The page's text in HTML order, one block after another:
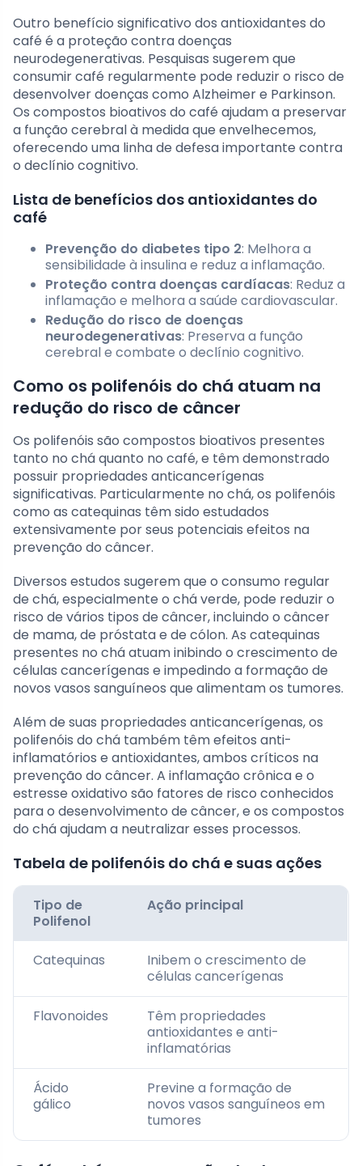
Outro benefício significativo dos antioxidantes do
café é a proteção contra doenças
neurodegenerativas. Pesquisas sugerem que
consumir café regularmente pode reduzir o risco de
desenvolver doenças como Alzheimer e Parkinson.
Os compostos bioativos do café ajudam a preservar
a função cerebral à medida que envelhecemos,
oferecendo uma linha de defesa importante contra
o declínio cognitivo.
Lista de benefícios dos antioxidantes do
café
Prevenção do diabetes tipo 2: Melhora a
sensibilidade à insulina e reduz a inflamação.
Proteção contra doenças cardíacas: Reduz a
inflamação e melhora a saúde cardiovascular.
Redução do risco de doenças
neurodegenerativas: Preserva a função
cerebral e combate o declínio cognitivo.
Como os polifenóis do chá atuam na
redução do risco de câncer
Os polifenóis são compostos bioativos presentes
tanto no chá quanto no café, e têm demonstrado
possuir propriedades anticancerígenas
significativas. Particularmente no chá, os polifenóis
como as catequinas têm sido estudados
extensivamente por seus potenciais efeitos na
prevenção do câncer.
Diversos estudos sugerem que o consumo regular
de chá, especialmente o chá verde, pode reduzir o
risco de vários tipos de câncer, incluindo o câncer
de mama, de próstata e de cólon. As catequinas
presentes no chá atuam inibindo o crescimento de
células cancerígenas e impedindo a formação de
novos vasos sanguíneos que alimentam os tumores.
Além de suas propriedades anticancerígenas, os
polifenóis do chá também têm efeitos anti-
inflamatórios e antioxidantes, ambos críticos na
prevenção do câncer. A inflamação crônica e o
estresse oxidativo são fatores de risco conhecidos
para o desenvolvimento de câncer, e os compostos
do chá ajudam a neutralizar esses processos.
Tabela de polifenóis do chá e suas ações
Tipo de
Polifenol
Ação principal
Catequinas
Inibem o crescimento de
células cancerígenas
Flavonoides
Têm propriedades
antioxidantes e anti-
inflamatórias
Ácido
gálico
Previne a formação de
novos vasos sanguíneos em
tumores